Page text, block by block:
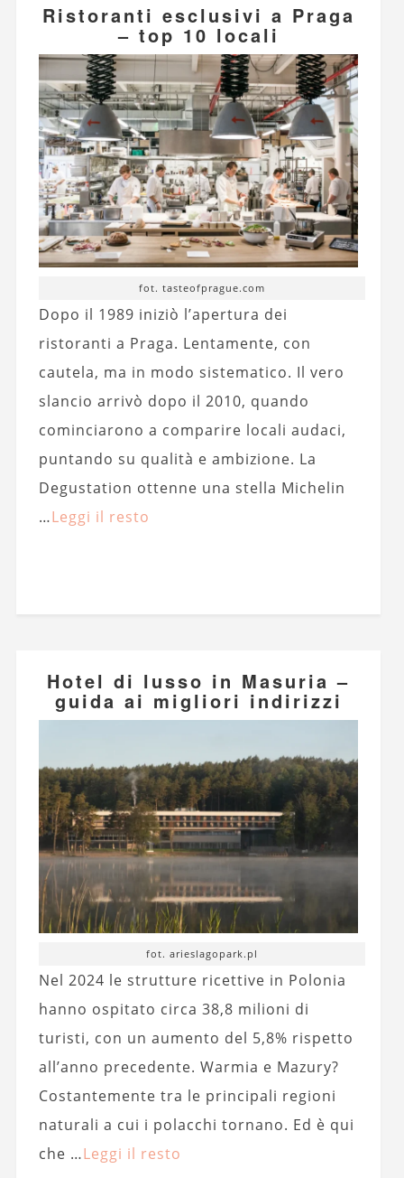
Ristoranti esclusivi a Praga
– top 10 locali
fot. tasteofprague.com
Dopo il 1989 iniziò l’apertura dei
ristoranti a Praga. Lentamente, con
cautela, ma in modo sistematico. Il vero
slancio arrivò dopo il 2010, quando
cominciarono a comparire locali audaci,
puntando su qualità e ambizione. La
Degustation ottenne una stella Michelin
…Leggi il resto
Hotel di lusso in Masuria –
guida ai migliori indirizzi
fot. arieslagopark.pl
Nel 2024 le strutture ricettive in Polonia
hanno ospitato circa 38,8 milioni di
turisti, con un aumento del 5,8% rispetto
all’anno precedente. Warmia e Mazury?
Costantemente tra le principali regioni
naturali a cui i polacchi tornano. Ed è qui
che …Leggi il resto